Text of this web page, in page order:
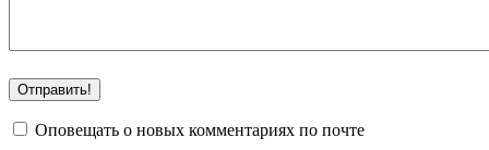
Оповещать о новых комментариях по почте